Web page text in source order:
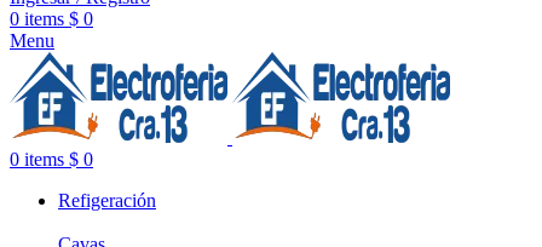
0 items $ 0
Menu
0 items $ 0
Refigeración